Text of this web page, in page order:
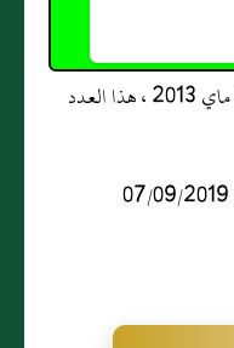
* : عدد المشاهدات و التنزيل منذ 21 ماي 2013 ، هذا العدد